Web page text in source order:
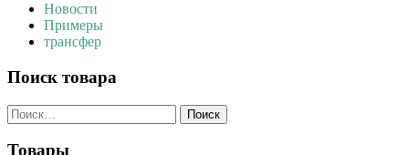
Новости
Примеры
трансфер
Поиск товара
Найти:
Товары